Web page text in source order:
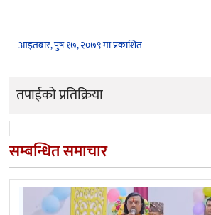
आइतबार, पुष १७, २०७९ मा प्रकाशित
तपाईको प्रतिक्रिया
सम्बन्धित समाचार